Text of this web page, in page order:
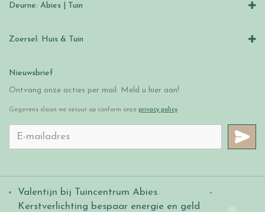
Deurne: Abies | Tuin
Zoersel: Huis & Tuin
Nieuwsbrief
Ontvang onze acties per mail. Meld u hier aan!
Gegevens slaan we secuur op conform onze privacy policy.
Valentijn bij Tuincentrum Abies.
-
Kerstverlichting bespaar energie en geld